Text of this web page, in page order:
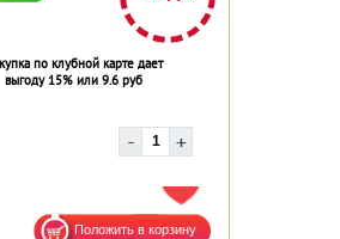
по клубной карте дает
выгоду 15% или 9.6 руб
ДОБАВИТЬ В ИЗБРАННОЕ